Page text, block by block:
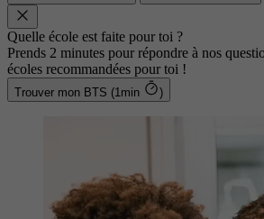
Quelle école est faite pour toi ?
Prends 2 minutes pour répondre à nos
écoles recommandées pour toi !
Trouver mon BTS (1min )